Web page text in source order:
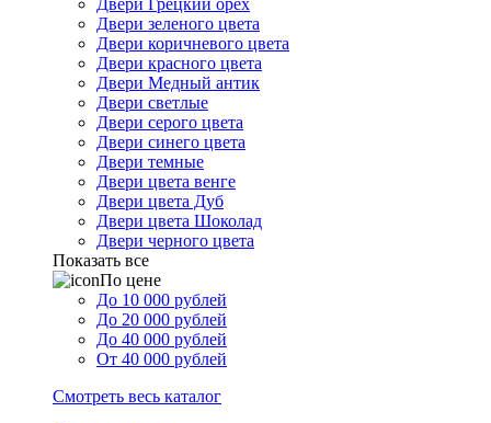
Двери Грецкий орех
Двери зеленого цвета
Двери коричневого цвета
Двери красного цвета
Двери Медный антик
Двери светлые
Двери серого цвета
Двери синего цвета
Двери темные
Двери цвета венге
Двери цвета Дуб
Двери цвета Шоколад
Двери черного цвета
Показать все
По цене
До 10 000 рублей
До 20 000 рублей
До 40 000 рублей
От 40 000 рублей
Смотреть весь каталог